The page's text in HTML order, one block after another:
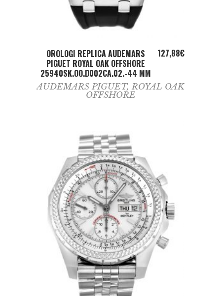
ADD TO CART
OROLOGI REPLICA AUDEMARS
PIGUET ROYAL OAK OFFSHORE
25940SK.OO.D002CA.02.-44 MM
127,88€
AUDEMARS PIGUET, ROYAL OAK
OFFSHORE